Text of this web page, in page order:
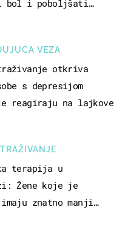
bol i poboljšati
VEZA
otkriva
s depresijom
reagiraju na lajkove
terapija u
Žene koje je
znatno manji